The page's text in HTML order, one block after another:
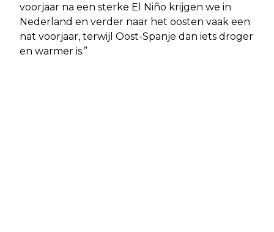
voorjaar na een sterke El Niño krijgen we in
Nederland en verder naar het oosten vaak een
nat voorjaar, terwijl Oost-Spanje dan iets droger
en warmer is.”